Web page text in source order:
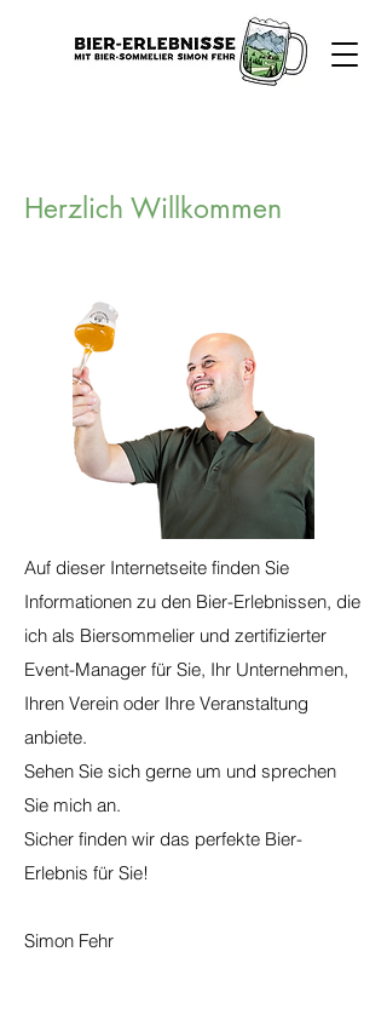
Herzlich Willkommen
Auf dieser Internetseite finden Sie
Informationen zu den Bier-Erlebnissen, die
ich als Biersommelier und zertifizierter
Event-Manager für Sie, Ihr Unternehmen,
Ihren Verein oder Ihre Veranstaltung
anbiete.
Sehen Sie sich gerne um und sprechen
Sie mich an.
Sicher finden wir das perfekte Bier-
Erlebnis für Sie!
Simon Fehr